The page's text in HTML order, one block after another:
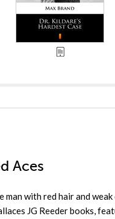
Aces
man with red hair and
JG Reeder books,